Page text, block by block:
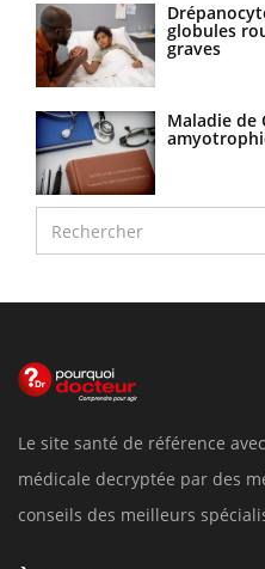
globules
graves
Maladie de
Le site santé de référence
médicale decryptée par des
conseils des meilleurs